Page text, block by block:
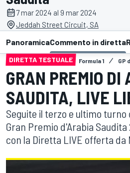
7 mar 2024 al 9 mar 2024
Jeddah Street Circuit, SA
PanoramicaCommento in diretta
DIRETTA TESTUALE Formula 1 GP
GRAN PREMIO DI
SAUDITA, LIVE
Seguite il terzo e ultimo turno
Gran Premio d'Arabia Saudita
con la Diretta LIVE offerta